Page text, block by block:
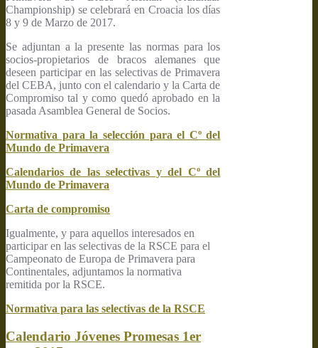
Championship) se celebrará en Croacia los días
8 y 9 de Marzo de 2017.
Se adjuntan a la presente las normas para los
socios-propietarios de bracos alemanes que
deseen participar en las selectivas de Primavera
del CEBA, junto con el calendario y la Carta de
Compromiso tal y como quedó aprobado en la
pasada Asamblea General de Socios.
Normativa para la selección para el Cº del
Mundo de Primavera
Calendarios de las selectivas y del Cº del
Mundo de Primavera
Carta de compromiso
Igualmente, y para aquellos interesados en
participar en las selectivas de la RSCE para el
Campeonato de Europa de Primavera para
Continentales, adjuntamos la normativa
remitida por la RSCE.
Normativa para las selectivas de la RSCE
Calendario Jóvenes Promesas 1er